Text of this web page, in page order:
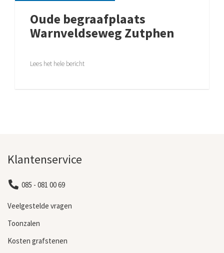
Oude begraafplaats
Warnveldseweg Zutphen
Lees het hele bericht
Klantenservice
085 - 081 00 69
Veelgestelde vragen
Toonzalen
Kosten grafstenen